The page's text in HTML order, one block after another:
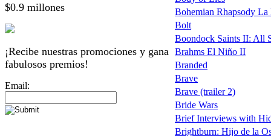
$0.9 millones
¡Recibe nuestras promociones y gana
fabulosos premios!
Email:
Bohemian Rhapsody
Bolt
Boondock Saints II: All
Brahms El Niño II
Branded
Brave
Brave (trailer 2)
Bride Wars
Brief Interviews with
Brightburn: Hijo de la